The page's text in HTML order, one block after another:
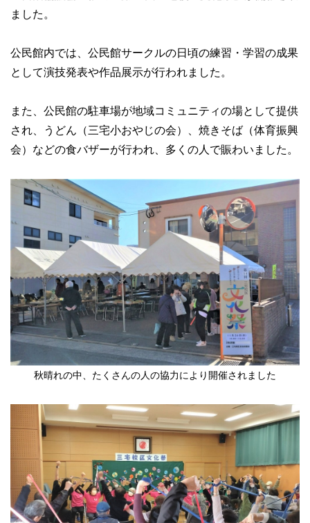
ました。
公民館内では、公民館サークルの日頃の練習・学習の成果
として演技発表や作品展示が行われました。
また、公民館の駐車場が地域コミュニティの場として提供
され、うどん（三宅小おやじの会）、焼きそば（体育振興
会）などの食バザーが行われ、多くの人で賑わいました。
秋晴れの中、たくさんの人の協力により開催されました